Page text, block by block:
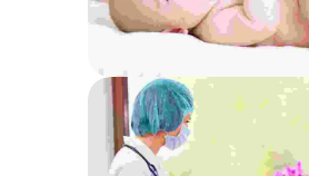
Duis fermentum felis